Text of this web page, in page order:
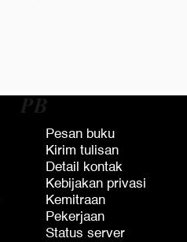
𝑷𝑩
Pesan buku
Kirim tulisan
Detail kontak
Kebijakan privasi
Kemitraan
Pekerjaan
Status server